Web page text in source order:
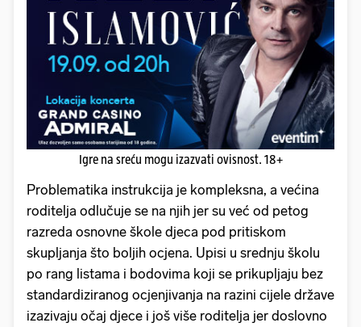
Igre na sreću mogu izazvati ovisnost. 18+
Problematika instrukcija je kompleksna, a većina
roditelja odlučuje se na njih jer su već od petog
razreda osnovne škole djeca pod pritiskom
skupljanja što boljih ocjena. Upisi u srednju školu
po rang listama i bodovima koji se prikupljaju bez
standardiziranog ocjenjivanja na razini cijele države
izazivaju očaj djece i još više roditelja jer doslovno